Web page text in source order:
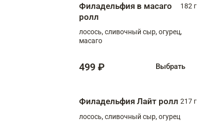
Филадельфия в масаго
ролл
182 г
лосось, сливочный сыр, огурец,
масаго
499 ₽ Выбрать
Филадельфия Лайт ролл 217 г
лосось, сливочный сыр, огурец